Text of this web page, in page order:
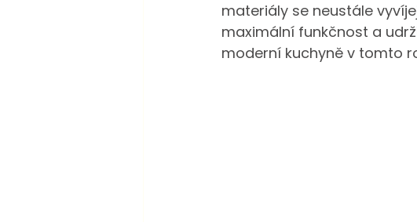
materiály se neustále
maximální funkčnost a
moderní kuchyně v tomto